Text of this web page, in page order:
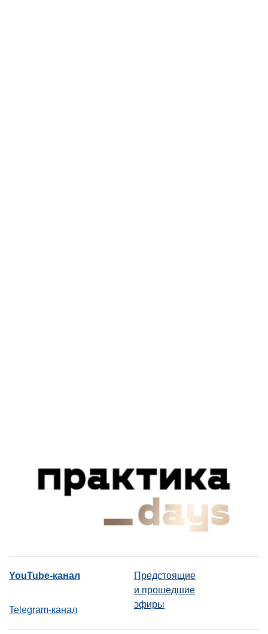
YouTube-канал
Telegram-канал
Предстоящие
и прошедшие
эфиры